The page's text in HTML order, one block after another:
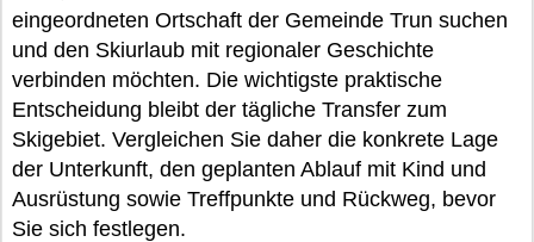
eingeordneten Ortschaft der Gemeinde Trun suchen
und den Skiurlaub mit regionaler Geschichte
verbinden möchten. Die wichtigste praktische
Entscheidung bleibt der tägliche Transfer zum
Skigebiet. Vergleichen Sie daher die konkrete Lage
der Unterkunft, den geplanten Ablauf mit Kind und
Ausrüstung sowie Treffpunkte und Rückweg, bevor
Sie sich festlegen.